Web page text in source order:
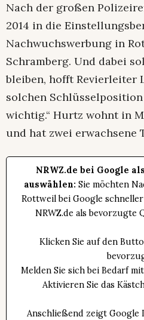
Nach der großen
2014 in die
Nachwuchswerbung in
Schramberg. Und dabei
bleiben, hofft Revierleiter
solchen
wichtig.“ Hurtz wohnt in
und hat zwei erwachsene
NRWZ.de bei Google
auswählen: Sie möchten
Rottweil bei Google
NRWZ.de als bevorzugte
Klicken Sie auf den
Melden Sie sich bei Bedarf
Aktivieren Sie das
Anschließend zeigt Google